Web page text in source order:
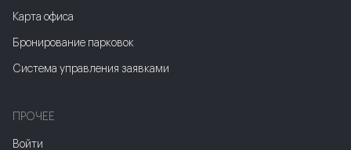
Карта офиса
Бронирование парковок
Система управления заявками
ПРОЧЕЕ
Войти